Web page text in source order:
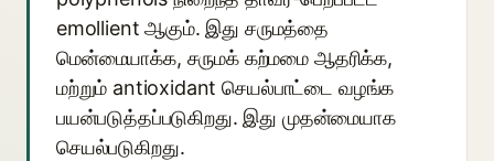
emollient ஆகும். இது சருமத்தை
மென்மையாக்க, சருமக் கற்மமை ஆதரிக்க,
மற்றும் antioxidant செயல்பாட்டை வழங்க
பயன்படுத்தப்படுகிறது. இது முதன்மையாக
செயல்படுகிறது.